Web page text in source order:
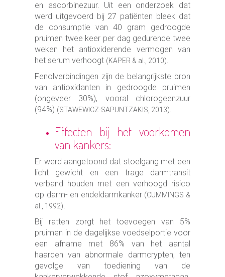
en ascorbinezuur. Uit een onderzoek dat
werd uitgevoerd bij 27 patiënten bleek dat
de consumptie van 40 gram gedroogde
pruimen twee keer per dag gedurende twee
weken het antioxiderende vermogen van
het serum verhoogt (KAPER & al., 2010).
Fenolverbindingen zijn de belangrijkste bron
van antioxidanten in gedroogde pruimen
(ongeveer 30%), vooral chlorogeenzuur
(94%) (STAWEWICZ-SAPUNTZAKIS, 2013).
Effecten bij het voorkomen
van kankers:
Er werd aangetoond dat stoelgang met een
licht gewicht en een trage darmtransit
verband houden met een verhoogd risico
op darm- en endeldarmkanker (CUMMINGS &
al., 1992).
Bij ratten zorgt het toevoegen van 5%
pruimen in de dagelijkse voedselportie voor
een afname met 86% van het aantal
haarden van abnormale darmcrypten, ten
gevolge van toediening van de